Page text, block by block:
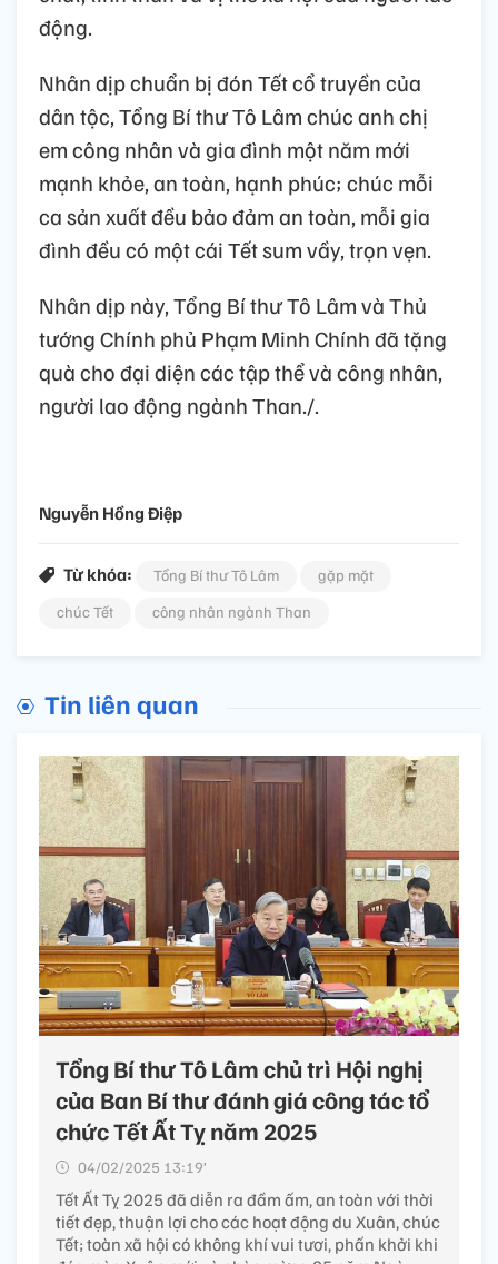
động.
Nhân dịp chuẩn bị đón Tết cổ truyền của
dân tộc, Tổng Bí thư Tô Lâm chúc anh chị
em công nhân và gia đình một năm mới
mạnh khỏe, an toàn, hạnh phúc; chúc mỗi
ca sản xuất đều bảo đảm an toàn, mỗi gia
đình đều có một cái Tết sum vầy, trọn vẹn.
Nhân dịp này, Tổng Bí thư Tô Lâm và Thủ
tướng Chính phủ Phạm Minh Chính đã tặng
quà cho đại diện các tập thể và công nhân,
người lao động ngành Than./.
Nguyễn Hồng Điệp
Từ khóa: Tổng Bí thư Tô Lâm
gặp mặt
chúc Tết
công nhân ngành Than
Tin liên quan
Tổng Bí thư Tô Lâm chủ trì Hội nghị
của Ban Bí thư đánh giá công tác tổ
chức Tết Ất Tỵ năm 2025
04/02/2025 13:19’
Tết Ất Tỵ 2025 đã diễn ra đầm ấm, an toàn với thời
tiết đẹp, thuận lợi cho các hoạt động du Xuân, chúc
Tết; toàn xã hội có không khí vui tươi, phấn khởi khi